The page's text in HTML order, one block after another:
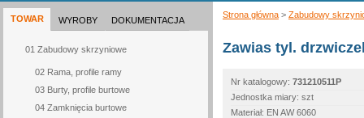
TOWAR
01 Zabudowy skrzyniowe
02 Rama, profile ramy
03 Burty, profile burtowe
04 Zamknięcia burtowe
WYROBY DOKUMENTACJA
Strona główna > Zabudowy
Zawias tyl.
Nr katalogowy: 731210511P
Jednostka miary: szt
Materiał: EN AW 6060